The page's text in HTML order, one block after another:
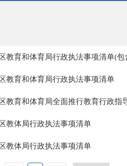
教育和体育局行政执法事项清单(
教育和体育局行政执法事项清单
教育和体育局全面推行教育行政指
教体局行政执法事项清单
教体局行政执法事项清单